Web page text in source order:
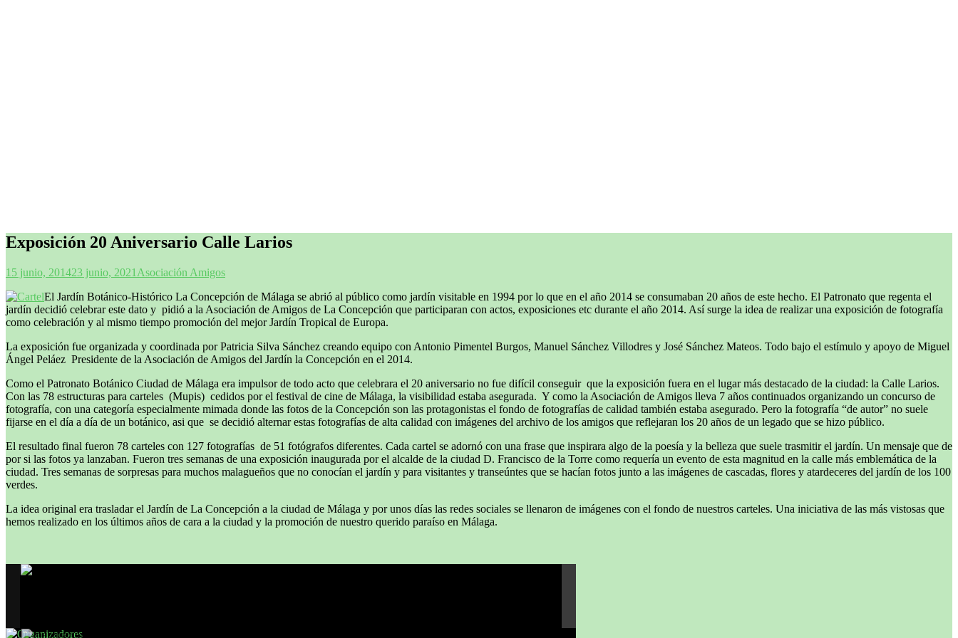
Exposición 20 Aniversario Calle Larios
15 junio, 201423 junio, 2021 Asociación Amigos
El Jardín Botánico-Histórico La Concepción de Málaga se abrió al público como jardín visitable en 1994 por lo que en el año 2014 se consumaban 20 años de este hecho. El Patronato que regenta el
jardín decidió celebrar este dato y pidió a la Asociación de Amigos de La Concepción que participaran con actos, exposiciones etc durante el año 2014. Así surge la idea de realizar una exposición de fotografía
como celebración y al mismo tiempo promoción del mejor Jardín Tropical de Europa.
La exposición fue organizada y coordinada por Patricia Silva Sánchez creando equipo con Antonio Pimentel Burgos, Manuel Sánchez Villodres y José Sánchez Mateos. Todo bajo el estímulo y apoyo de Miguel
Ángel Peláez Presidente de la Asociación de Amigos del Jardín la Concepción en el 2014.
Como el Patronato Botánico Ciudad de Málaga era impulsor de todo acto que celebrara el 20 aniversario no fue difícil conseguir que la exposición fuera en el lugar más destacado de la ciudad: la Calle Larios.
Con las 78 estructuras para carteles (Mupis) cedidos por el festival de cine de Málaga, la visibilidad estaba asegurada. Y como la Asociación de Amigos lleva 7 años continuados organizando un concurso de
fotografía, con una categoría especialmente mimada donde las fotos de la Concepción son las protagonistas el fondo de fotografías de calidad también estaba asegurado. Pero la fotografía “de autor” no suele
fijarse en el día a día de un botánico, asi que se decidió alternar estas fotografías de alta calidad con imágenes del archivo de los amigos que reflejaran los 20 años de un legado que se hizo público.
El resultado final fueron 78 carteles con 127 fotografías de 51 fotógrafos diferentes. Cada cartel se adornó con una frase que inspirara algo de la poesía y la belleza que suele trasmitir el jardín. Un mensaje que de
por si las fotos ya lanzaban. Fueron tres semanas de una exposición inaugurada por el alcalde de la ciudad D. Francisco de la Torre como requería un evento de esta magnitud en la calle más emblemática de la
ciudad. Tres semanas de sorpresas para muchos malagueños que no conocían el jardín y para visitantes y transeúntes que se hacían fotos junto a las imágenes de cascadas, flores y atardeceres del jardín de los 100
verdes.
La idea original era trasladar el Jardín de La Concepción a la ciudad de Málaga y por unos días las redes sociales se llenaron de imágenes con el fondo de nuestros carteles. Una iniciativa de las más vistosas que
hemos realizado en los últimos años de cara a la ciudad y la promoción de nuestro querido paraíso en Málaga.